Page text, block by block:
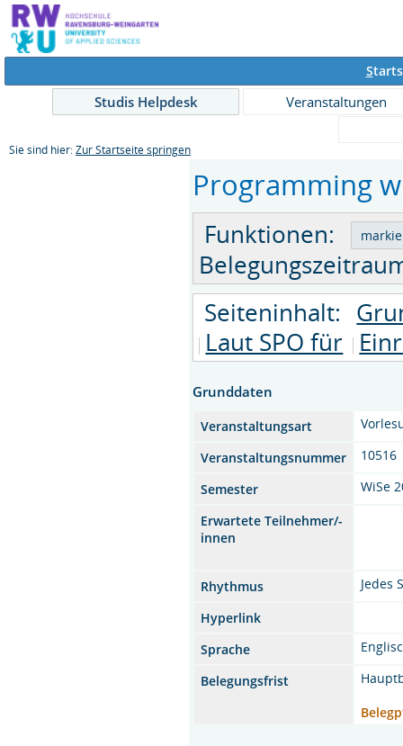
S
Studis Helpdesk
Veranstaltungen
Sie sind hier: Zur Startseite springen
Programming
Funktionen:
Seiteninhalt:
Laut SPO für
Grunddaten
Veranstaltungsart
Veranstaltungsnummer
10516
Semester
WiSe
Erwartete Teilnehmer/-
innen
Rhythmus
Jedes
Hyperlink
Sprache
Belegungsfrist